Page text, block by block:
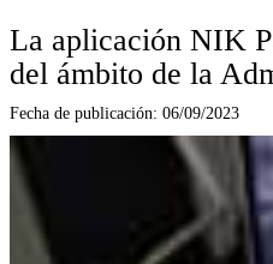
La aplicación NIK
del ámbito de la
Fecha de publicación: 06/09/2023